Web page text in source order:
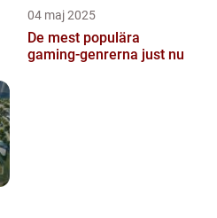
04 maj 2025
De mest populära
gaming-genrerna just nu